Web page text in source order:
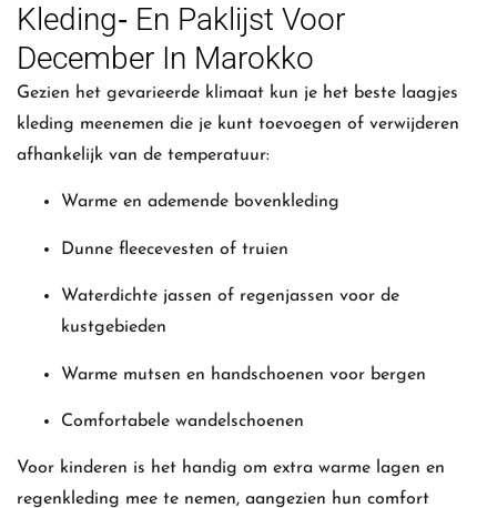
Kleding‑ En Paklijst Voor
December In Marokko
Gezien het gevarieerde klimaat kun je het beste laagjes
kleding meenemen die je kunt toevoegen of verwijderen
afhankelijk van de temperatuur:
Warme en ademende bovenkleding
Dunne fleecevesten of truien
Waterdichte jassen of regenjassen voor de
kustgebieden
Warme mutsen en handschoenen voor bergen
Comfortabele wandelschoenen
Voor kinderen is het handig om extra warme lagen en
regenkleding mee te nemen, aangezien hun comfort